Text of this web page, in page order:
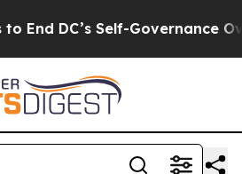
DC’s Self-Governance Over